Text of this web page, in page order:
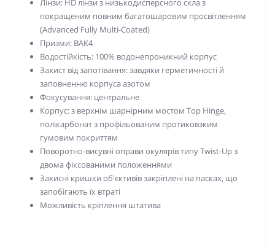
Лінзи: HD лінзи з низькодисперсного скла з
покращеним повним багатошаровим просвітленням
(Advanced Fully Multi-Coated)
Призми: BAK4
Водостійкість: 100% водонепроникний корпус
Захист від запотівання: завдяки герметичності й
заповненню корпуса азотом
Фокусування: центральне
Корпус: з верхнім шарнірним мостом Top Hinge,
полікарбонат з профільованим протиковзким
гумовим покриттям
Поворотно-висувні оправи окулярів типу Twist-Up з
двома фіксованими положеннями
Захисні кришки об'єктивів закріплені на пасках, що
запобігають їх втраті
Можливість кріплення штатива